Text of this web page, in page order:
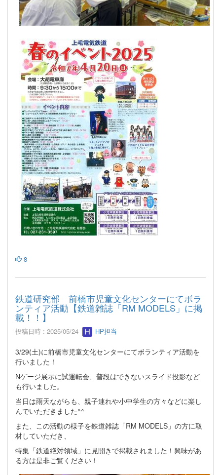
8
鉄道研究部 前橋市児童文化センターにてボラ
ンティア活動【鉄道雑誌「RM MODELS」に掲
載！！】
投稿日時 : 2025/05/24 HP担当
3/29(土)に前橋市児童文化センターにてボランティア活動を
行いました！
Nゲージ展示に試運転会、普段はできないスライド投影など
も行いました。
当日は雨天ながらも、親子連れや小中学生の方々などに楽し
んでいただきました^^
また、この活動の様子を鉄道雑誌「RM MODELS」の方に取
材していただき、
特集「鉄道絶対領域」に見開きで掲載されました！興味があ
る方は是非ご覧ください！